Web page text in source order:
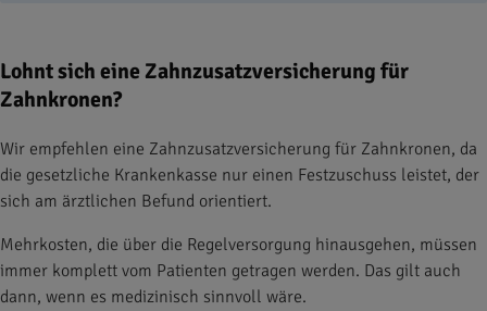
Lohnt sich eine Zahnzusatzversicherung für
Zahnkronen?
Wir empfehlen eine Zahnzusatzversicherung für Zahnkronen, da
die gesetzliche Krankenkasse nur einen Festzuschuss leistet, der
sich am ärztlichen Befund orientiert.
Mehrkosten, die über die Regelversorgung hinausgehen, müssen
immer komplett vom Patienten getragen werden. Das gilt auch
dann, wenn es medizinisch sinnvoll wäre.